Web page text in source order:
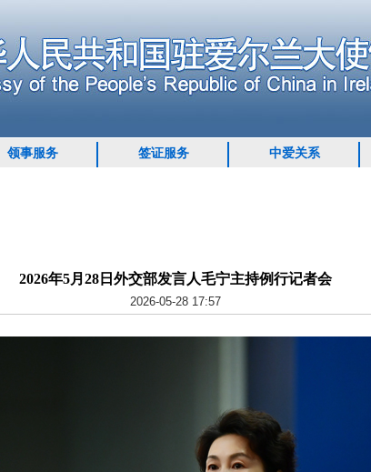
领事服务 签证服务 中爱关系
2026年5月28日外交部发言人毛宁主持例行记者会
2026-05-28 17:57